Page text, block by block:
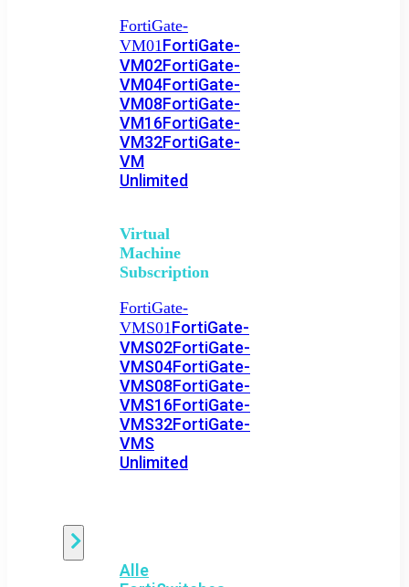
FortiGate-
VM01FortiGate-
VM02FortiGate-
VM04FortiGate-
VM08FortiGate-
VM16FortiGate-
VM32FortiGate-
VM
Unlimited
Virtual
Machine
Subscription
FortiGate-
VMS01FortiGate-
VMS02FortiGate-
VMS04FortiGate-
VMS08FortiGate-
VMS16FortiGate-
VMS32FortiGate-
VMS
Unlimited
Alle